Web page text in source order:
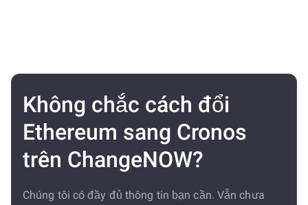
Không chắc cách đổi
Ethereum sang Cronos
trên ChangeNOW?
Chúng tôi có đầy đủ thông tin bạn cần. Vẫn chưa